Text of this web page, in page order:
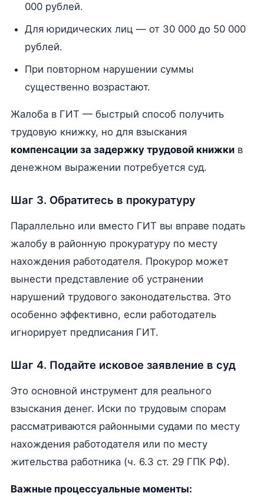
000 рублей.
Для юридических лиц — от 30 000 до 50 000
рублей.
При повторном нарушении суммы
существенно возрастают.
Жалоба в ГИТ — быстрый способ получить
трудовую книжку, но для взыскания
компенсации за задержку трудовой книжкив
денежном выражении потребуется суд.
Шаг 3. Обратитесь в прокуратуру
Параллельно или вместо ГИТ вы вправе подать
жалобу в районную прокуратуру по месту
нахождения работодателя. Прокурор может
вынести представление об устранении
нарушений трудового законодательства. Это
особенно эффективно, если работодатель
игнорирует предписания ГИТ.
Шаг 4. Подайте исковое заявление в суд
Это основной инструмент для реального
взыскания денег. Иски по трудовым спорам
рассматриваются районными судами по месту
нахождения работодателя или по месту
жительства работника (ч. 6.3 ст. 29 ГПК РФ).
Важные процессуальные моменты: